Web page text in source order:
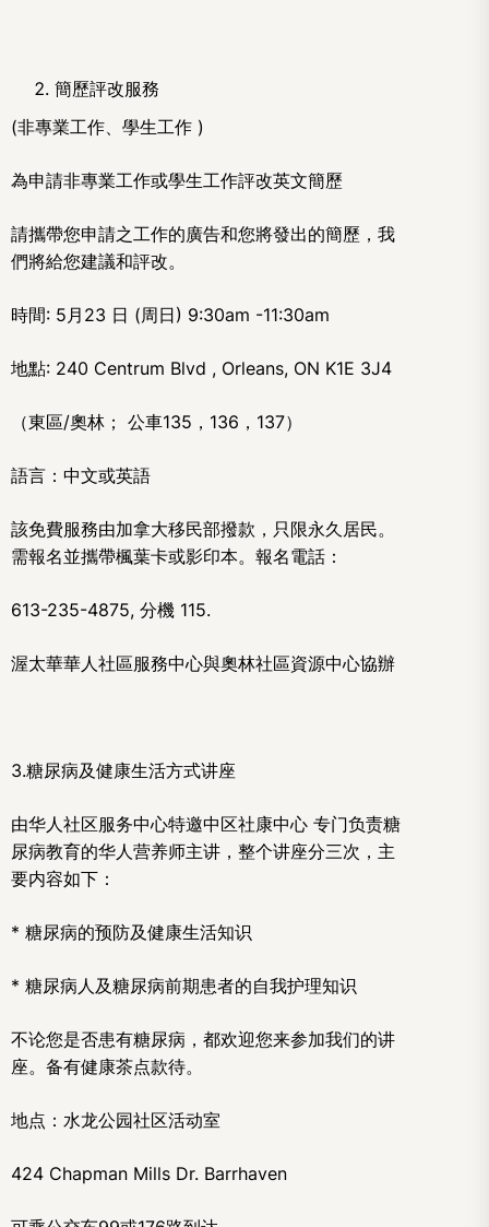
簡歷評改服務
(非專業工作、學生工作 )
為申請非專業工作或學生工作評改英文簡歷
請攜帶您申請之工作的廣告和您將發出的簡歷，我
們將給您建議和評改。
時間: 5月23 日 (周日) 9:30am -11:30am
地點: 240 Centrum Blvd , Orleans, ON K1E 3J4
（東區/奧林； 公車135，136，137）
語言：中文或英語
該免費服務由加拿大移民部撥款，只限永久居民。
需報名並攜帶楓葉卡或影印本。報名電話：
613-235-4875, 分機 115.
渥太華華人社區服務中心與奧林社區資源中心協辦
3.糖尿病及健康生活方式讲座
由华人社区服务中心特邀中区社康中心 专门负责糖
尿病教育的华人营养师主讲，整个讲座分三次，主
要内容如下：
* 糖尿病的预防及健康生活知识
* 糖尿病人及糖尿病前期患者的自我护理知识
不论您是否患有糖尿病，都欢迎您来参加我们的讲
座。备有健康茶点款待。
地点：水龙公园社区活动室
424 Chapman Mills Dr. Barrhaven